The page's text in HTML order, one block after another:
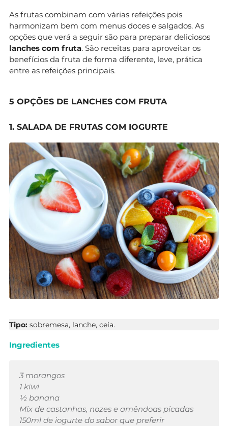
As frutas combinam com várias refeições pois
harmonizam bem com menus doces e salgados. As
opções que verá a seguir são para preparar deliciosos
lanches com fruta. São receitas para aproveitar os
benefícios da fruta de forma diferente, leve, prática
entre as refeições principais.
5 OPÇÕES DE LANCHES COM FRUTA
1. SALADA DE FRUTAS COM IOGURTE
Tipo: sobremesa, lanche, ceia.
Ingredientes
3 morangos
1 kiwi
½ banana
Mix de castanhas, nozes e amêndoas picadas
150ml de iogurte do sabor que preferir